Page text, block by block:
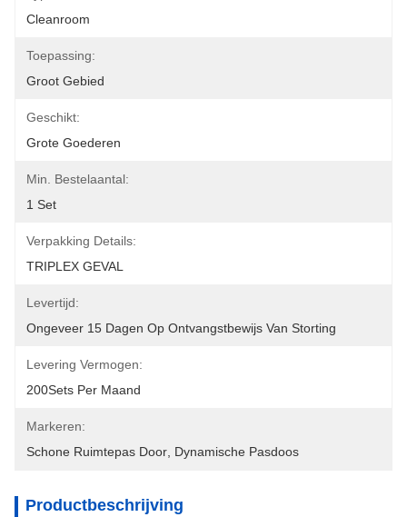
Cleanroom
Toepassing:
Groot Gebied
Geschikt:
Grote Goederen
Min. Bestelaantal:
1 Set
Verpakking Details:
TRIPLEX GEVAL
Levertijd:
Ongeveer 15 Dagen Op Ontvangstbewijs Van Storting
Levering Vermogen:
200Sets Per Maand
Markeren:
Schone Ruimtepas Door Dynamische Pasdoos
Productbeschrijving